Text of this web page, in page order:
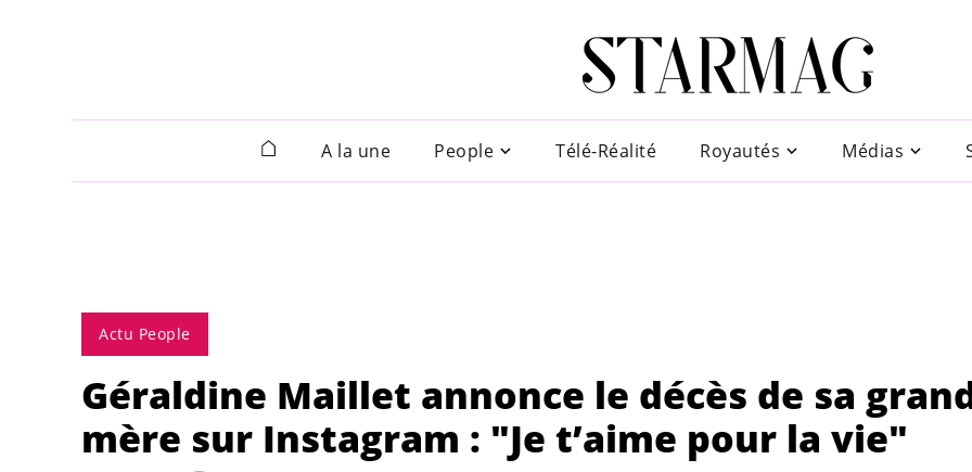
A la une People Télé-Réalité Royautés Médias
Actu People
Géraldine Maillet annonce le décès de sa
mère sur Instagram : "Je t’aime pour la vie"